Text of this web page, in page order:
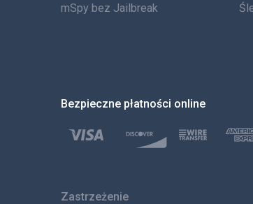
mSpy bez Jailbreak
Bezpieczne płatności online
Zastrzeżenie